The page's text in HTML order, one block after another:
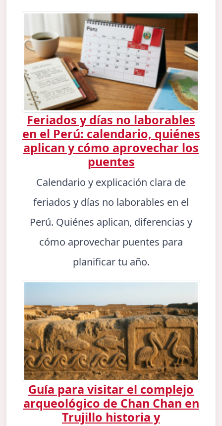
Feriados y días no laborables
en el Perú: calendario, quiénes
aplican y cómo aprovechar los
puentes
Calendario y explicación clara de
feriados y días no laborables en el
Perú. Quiénes aplican, diferencias y
cómo aprovechar puentes para
planificar tu año.
Guía para visitar el complejo
arqueológico de Chan Chan en
Trujillo historia y